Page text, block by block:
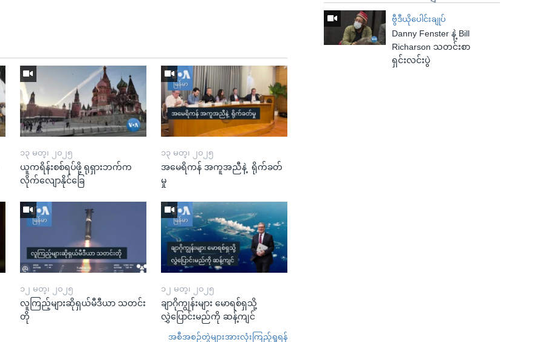
ဗွီဒီယိုပေါင်းချုပ်
Danny Fenster နဲ့ Bill
Richarson သတင်းစာ
ရှင်းလင်းပွဲ
၁၃ မတ္၊ ၂၀၂၅
ယူကရိန်းစစ်ရပ်ဖို့ ရုရှားဘက်က
လိုက်လျောနိုင်ခြေ
၁၃ မတ္၊ ၂၀၂၅
အမေရိကန် အကူအညီနဲ့ ရိုက်ခတ်
မှု
၁၂ မတ္၊ ၂၀၂၅
လူကြည့်များဆိုရှယ်မီဒီယာ သတင်း
တို
၁၂ မတ္၊ ၂၀၂၅
ချာဂိုကျွန်းများ မောရစ်ရှသို့
လွှဲပြောင်းမည်ကို ဆန့်ကျင်
အစီအစဉ်တွဲများအားလုံးကြည့်ရှုရန်